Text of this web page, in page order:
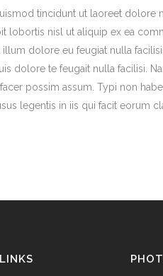
tincidunt ut laoreet dolore
lobortis nisl ut aliquip ex ea
dolore eu feugiat nulla
dolore te feugait nulla facilisi.
possim assum. Typi non
legentis in iis qui facit eorum